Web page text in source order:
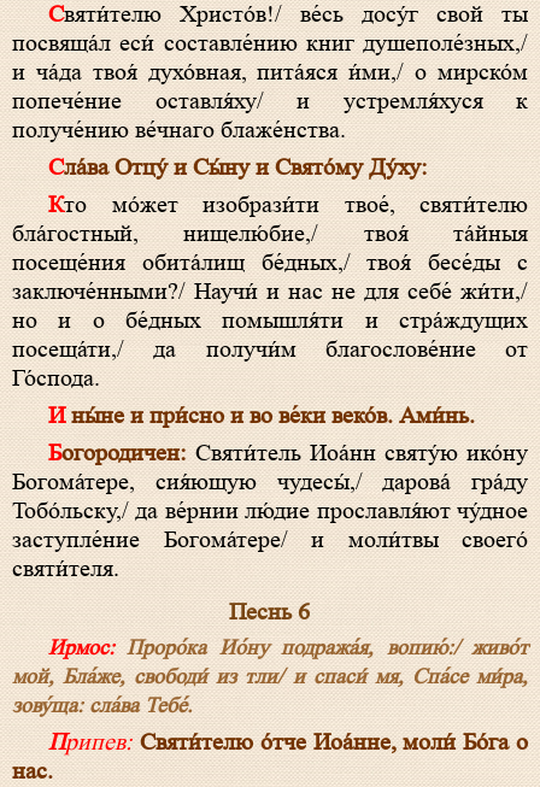
Святи́телю Христо́в!/ ве́сь досу́г свой ты
посвяща́л еси́ составле́нию книг душеполе́зных,/
и ча́да твоя́ духо́вная, пита́яся и́ми,/ о мирско́м
попече́ние оставля́ху/ и устремля́хуся к
получе́нию ве́чнаго блаже́нства.
Сла́ва Отцу́ и Сы́ну и Свято́му Ду́ху:
Кто мо́жет изобрази́ти твое́, святи́телю
бла́гостный, нищелю́бие,/ твоя́ та́йныя
посеще́ния обита́лищ бе́дных,/ твоя́ бесе́ды с
заключе́нными?/ Научи́ и нас не для себе́ жи́ти,/
но и о бе́дных помышля́ти и стра́ждущих
посеща́ти,/ да получи́м благослове́ние от
Го́спода.
И ны́не и при́сно и во ве́ки веко́в. Ами́нь.
Богородичен:Святи́тель Иоа́нн святу́ю ико́ну
Богома́тере, сия́ющую чудесы́,/ дарова́ гра́ду
Тобо́льску,/ да ве́рнии лю́дие прославля́ют чу́дное
заступле́ние Богома́тере/ и моли́твы своего́
святи́теля.
Песнь 6
Ирмос:Проро́ка Ио́ну подража́я, вопию́:/ живо́т
мой, Бла́же, свободи́ из тли/ и спаси́ мя, Спа́се ми́ра,
зову́ща: сла́ва Тебе́.
Припев: Святи́телю о́тче Иоа́нне, моли́ Бо́га о
нас.